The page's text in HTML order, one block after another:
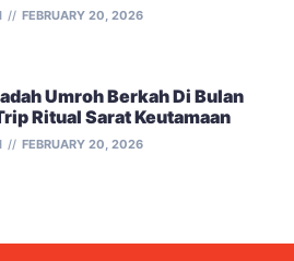
FEBRUARY 20, 2026
Umroh Berkah Di Bulan
Ritual Sarat Keutamaan
FEBRUARY 20, 2026